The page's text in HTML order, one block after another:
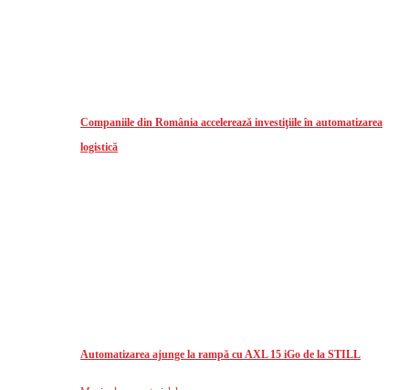
Companiile din România accelerează investiţiile în automatizarea
logistică
Automatizarea ajunge la rampă cu AXL 15 iGo de la STILL